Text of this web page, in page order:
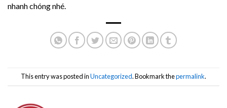
nhanh chóng nhé.
This entry was posted inUncategorized. Bookmark thepermalink.